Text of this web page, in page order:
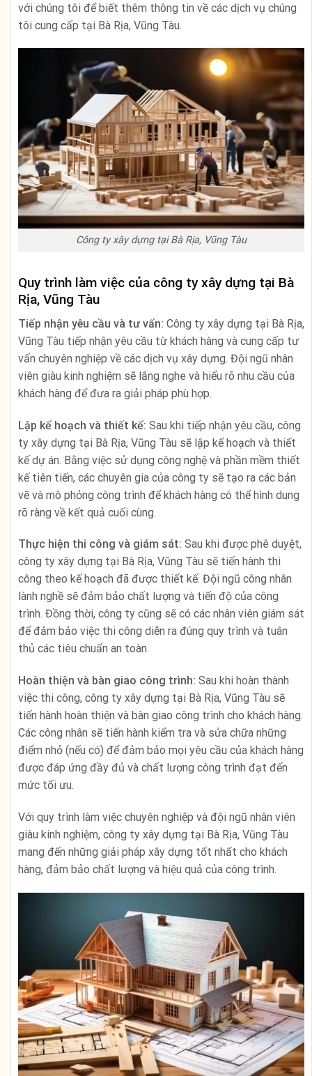
với chúng tôi để biết thêm thông tin về các dịch vụ chúng
tôi cung cấp tại Bà Rịa, Vũng Tàu.
Công ty xây dựng tại Bà Rịa, Vũng Tàu
Quy trình làm việc của công ty xây dựng tại Bà
Rịa, Vũng Tàu
Tiếp nhận yêu cầu và tư vấn: Công ty xây dựng tại Bà Rịa,
Vũng Tàu tiếp nhận yêu cầu từ khách hàng và cung cấp tư
vấn chuyên nghiệp về các dịch vụ xây dựng. Đội ngũ nhân
viên giàu kinh nghiệm sẽ lắng nghe và hiểu rõ nhu cầu của
khách hàng để đưa ra giải pháp phù hợp.
Lập kế hoạch và thiết kế: Sau khi tiếp nhận yêu cầu, công
ty xây dựng tại Bà Rịa, Vũng Tàu sẽ lập kế hoạch và thiết
kế dự án. Bằng việc sử dụng công nghệ và phần mềm thiết
kế tiên tiến, các chuyên gia của công ty sẽ tạo ra các bản
vẽ và mô phỏng công trình để khách hàng có thể hình dung
rõ ràng về kết quả cuối cùng.
Thực hiện thi công và giám sát: Sau khi được phê duyệt,
công ty xây dựng tại Bà Rịa, Vũng Tàu sẽ tiến hành thi
công theo kế hoạch đã được thiết kế. Đội ngũ công nhân
lành nghề sẽ đảm bảo chất lượng và tiến độ của công
trình. Đồng thời, công ty cũng sẽ có các nhân viên giám sát
để đảm bảo việc thi công diễn ra đúng quy trình và tuân
thủ các tiêu chuẩn an toàn.
Hoàn thiện và bàn giao công trình: Sau khi hoàn thành
việc thi công, công ty xây dựng tại Bà Rịa, Vũng Tàu sẽ
tiến hành hoàn thiện và bàn giao công trình cho khách hàng.
Các công nhân sẽ tiến hành kiểm tra và sửa chữa những
điểm nhỏ (nếu có) để đảm bảo mọi yêu cầu của khách hàng
được đáp ứng đầy đủ và chất lượng công trình đạt đến
mức tối ưu.
Với quy trình làm việc chuyên nghiệp và đội ngũ nhân viên
giàu kinh nghiệm, công ty xây dựng tại Bà Rịa, Vũng Tàu
mang đến những giải pháp xây dựng tốt nhất cho khách
hàng, đảm bảo chất lượng và hiệu quả của công trình.